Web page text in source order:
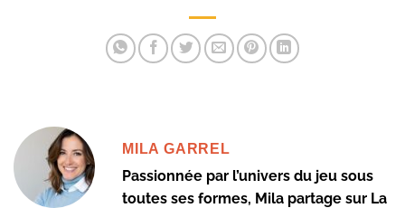
MILA GARREL
Passionnée par l’univers du jeu sous
toutes ses formes, Mila partage sur La